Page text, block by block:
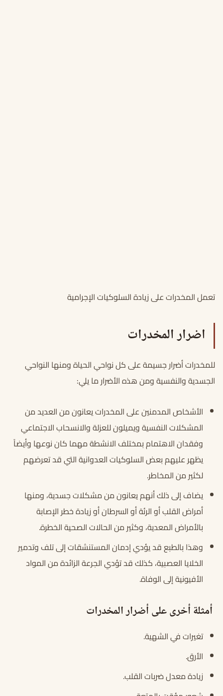
تعمل المخدرات على زيادة السلوكيات الإجرامية
اضرار المخدرات
للمخدرات أضرار جسيمة على كل نواحي الحياة ومنها النواحي
الجسدية والنفسية ومن هذه الأضرار ما يلي:
الأشخاص المدمنين على المخدرات يعانون من العديد من
المشكلات النفسية ويميلون للعزلة والانسحاب الاجتماعي
وفقدان الاهتمام بمختلف الانشطة مهما كان نوعها وأيضاً
يظهر عليهم بعض السلوكيات العدوانية التي قد تعرضهم
لكثير من المخاطر.
يضاف إلى ذلك أنهم يعانون من مشكلات جسدية، ومنها
أمراض القلب أو الرئة أو السرطان أو زيادة خطر الإصابة
بالأمراض المعدية، وكثير من الحالات الصحية الخطرة.
وهذا بالطبع قد يؤدي إدمان المستنشقات إلى تلف وتدمير
الخلايا العصبية، كذلك قد تؤدي الجرعة الزائدة من المواد
الأفيونية إلى الوفاة.
أمثلة أخرى على أضرار المخدرات
تغيرات في الشهية.
الأرق.
زيادة معدل ضربات القلب.